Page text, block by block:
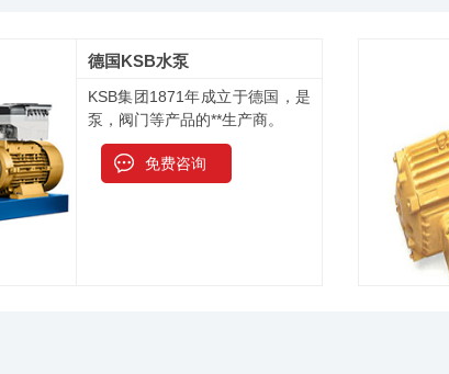
德国KSB水泵
KSB集团1871年成立于德国，是
泵，阀门等产品的**生产商。
免费咨询